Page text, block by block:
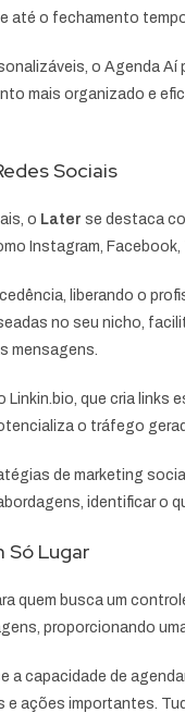
até o fechamento
o Agenda
mais organizado e
Sociais
o Later se destaca
Instagram,
liberando o
no seu nicho,
mensagens.
que cria
o tráfego
de marketing
identificar o
Só Lugar
quem busca um
proporcionando
capacidade de
e ações importantes.